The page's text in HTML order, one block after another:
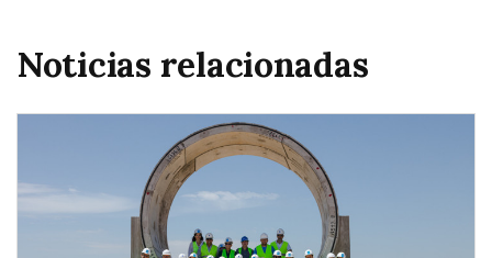
Noticias relacionadas